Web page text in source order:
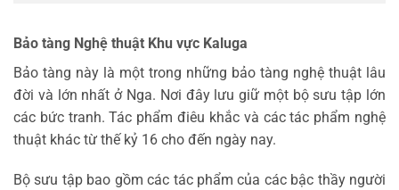
Bảo tàng Nghệ thuật Khu vực Kaluga
Bảo tàng này là một trong những bảo tàng nghệ thuật lâu
đời và lớn nhất ở Nga. Nơi đây lưu giữ một bộ sưu tập lớn
các bức tranh. Tác phẩm điêu khắc và các tác phẩm nghệ
thuật khác từ thế kỷ 16 cho đến ngày nay.
Bộ sưu tập bao gồm các tác phẩm của các bậc thầy người